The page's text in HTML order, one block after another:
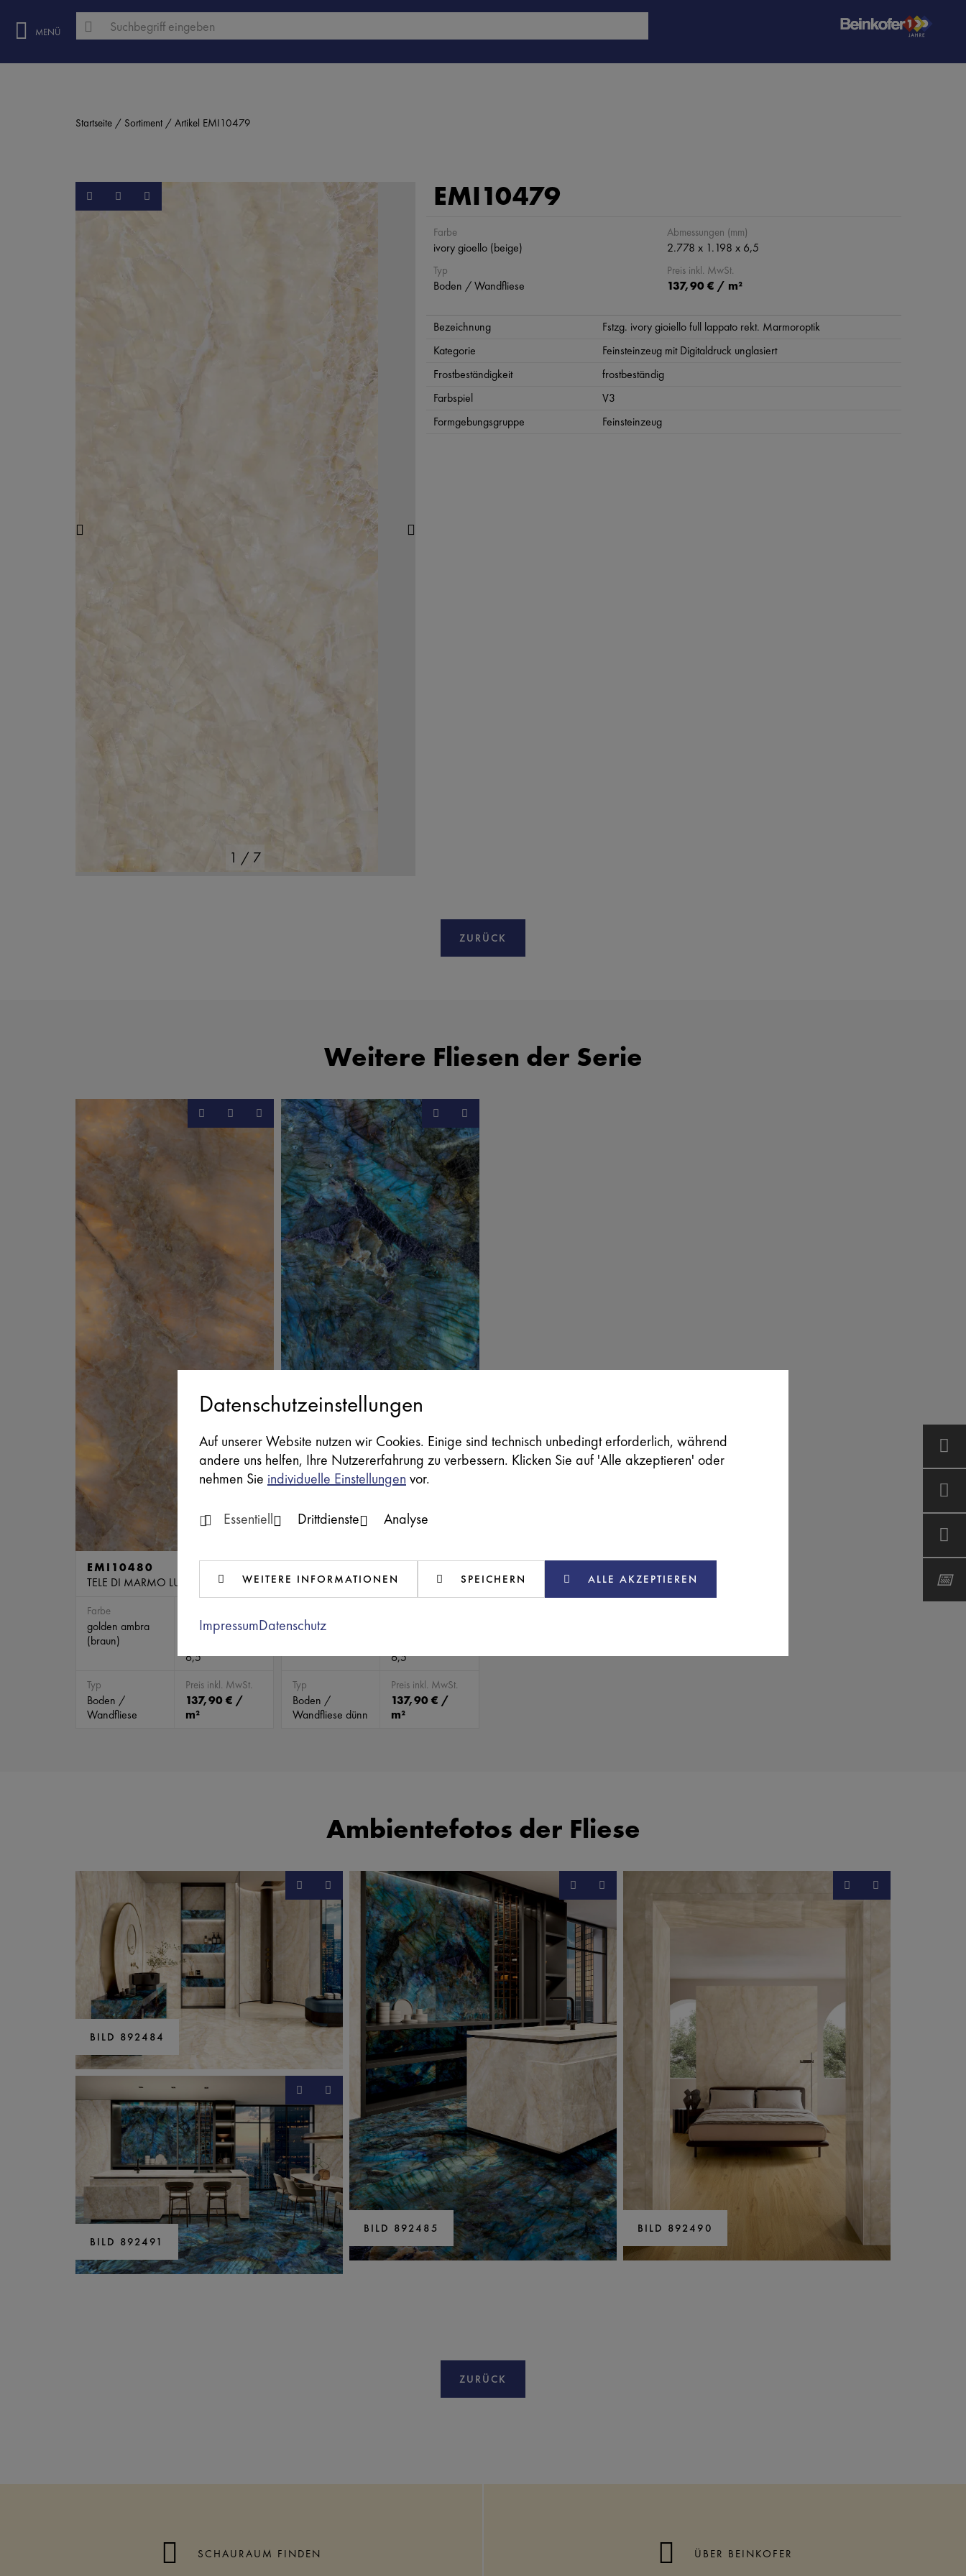
MENÜ
Startseite Sortiment Artikel EMI10479
EMI10479
1 / 7
Farbe
ivory gioello (beige)
Abmessungen (mm)
2.778 x 1.198 x 6,5
Typ
Boden / Wandfliese
Preis inkl. MwSt.
137,90 € / m²
Bezeichnung
Fstzg. ivory gioiello full lappato rekt. Marmoroptik
Kategorie
Feinsteinzeug mit Digitaldruck unglasiert
Frostbeständigkeit
frostbeständig
Farbspiel
V3
Formgebungsgruppe
Feinsteinzeug
ZURÜCK
Weitere Fliesen der Serie
EMI10480
TELE DI MARMO LUMIA SLIM
Farbe
golden ambra
(braun)
(mm)
6,5
Typ
Boden /
Wandfliese
Preis inkl. MwSt.
137,90 € /
m²
TELE DI MARMO LUMIA SLIM
labradorite (blau)
6,5
Typ
Boden /
Wandfliese dünn
Preis inkl. MwSt.
137,90 € /
m²
Ambientefotos der Fliese
BILD 892484
BILD 892485
BILD 892490
BILD 892491
ZURÜCK
SCHAURAUM FINDEN ÜBER BEINKOFER
Datenschutzeinstellungen
Auf unserer Website nutzen wir Cookies. Einige sind technisch unbedingt erforderlich, während
andere uns helfen, Ihre Nutzererfahrung zu verbessern. Klicken Sie auf 'Alle akzeptieren' oder
nehmen Sie individuelle Einstellungen vor.
Essentiell Drittdienste Analyse
WEITERE INFORMATIONEN SPEICHERN ALLE AKZEPTIEREN
ImpressumDatenschutz